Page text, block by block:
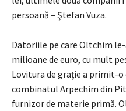
persoană – Ştefan Vuza.
Datoriile pe care Oltchim le-
milioane de euro, cu mult
Lovitura de grație a primit-o
combinatul Arpechim din
furnizor de materie primă.